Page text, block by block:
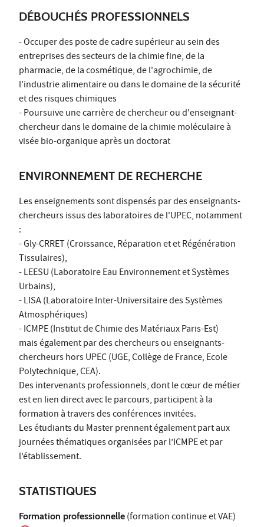
DÉBOUCHÉS PROFESSIONNELS
- Occuper des poste de cadre supérieur au sein des
entreprises des secteurs de la chimie fine, de la
pharmacie, de la cosmétique, de l'agrochimie, de
l'industrie alimentaire ou dans le domaine de la sécurité
et des risques chimiques
- Poursuive une carrière de chercheur ou d'enseignant-
chercheur dans le domaine de la chimie moléculaire à
visée bio-organique après un doctorat
ENVIRONNEMENT DE RECHERCHE
Les enseignements sont dispensés par des enseignants-
chercheurs issus des laboratoires de l'UPEC, notamment
:
- Gly-CRRET (Croissance, Réparation et et Régénération
Tissulaires),
- LEESU (Laboratoire Eau Environnement et Systèmes
Urbains),
- LISA (Laboratoire Inter-Universitaire des Systèmes
Atmosphériques)
- ICMPE (Institut de Chimie des Matériaux Paris-Est)
mais également par des chercheurs ou enseignants-
chercheurs hors UPEC (UGE, Collège de France, Ecole
Polytechnique, CEA).
Des intervenants professionnels, dont le cœur de métier
est en lien direct avec le parcours, participent à la
formation à travers des conférences invitées.
Les étudiants du Master prennent également part aux
journées thématiques organisées par l’ICMPE et par
l’établissement.
STATISTIQUES
Formation professionnelle (formation continue et VAE)